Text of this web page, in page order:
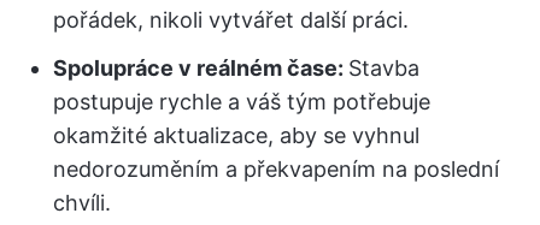
pořádek, nikoli vytvářet další práci.
Spolupráce v reálném čase: Stavba
postupuje rychle a váš tým potřebuje
okamžité aktualizace, aby se vyhnul
nedorozuměním a překvapením na poslední
chvíli.